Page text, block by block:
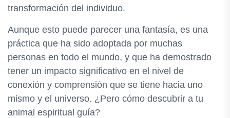
transformación del individuo.
Aunque esto puede parecer una fantasía, es una
práctica que ha sido adoptada por muchas
personas en todo el mundo, y que ha demostrado
tener un impacto significativo en el nivel de
conexión y comprensión que se tiene hacia uno
mismo y el universo. ¿Pero cómo descubrir a tu
animal espiritual guía?